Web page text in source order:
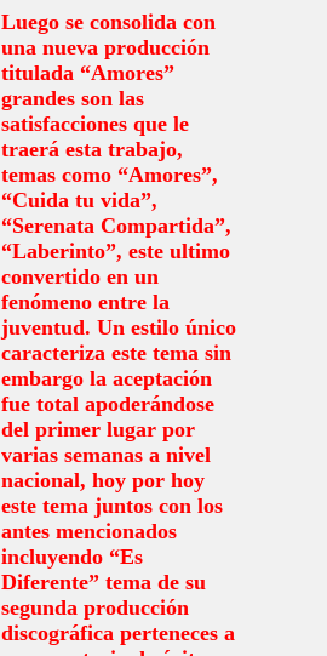
Luego se consolida con
una nueva producción
titulada “Amores”
grandes son las
satisfacciones que le
traerá esta trabajo,
temas como “Amores”,
“Cuida tu vida”,
“Serenata Compartida”,
“Laberinto”, este ultimo
convertido en un
fenómeno entre la
juventud. Un estilo único
caracteriza este tema sin
embargo la aceptación
fue total apoderándose
del primer lugar por
varias semanas a nivel
nacional, hoy por hoy
este tema juntos con los
antes mencionados
incluyendo “Es
Diferente” tema de su
segunda producción
discográfica perteneces a